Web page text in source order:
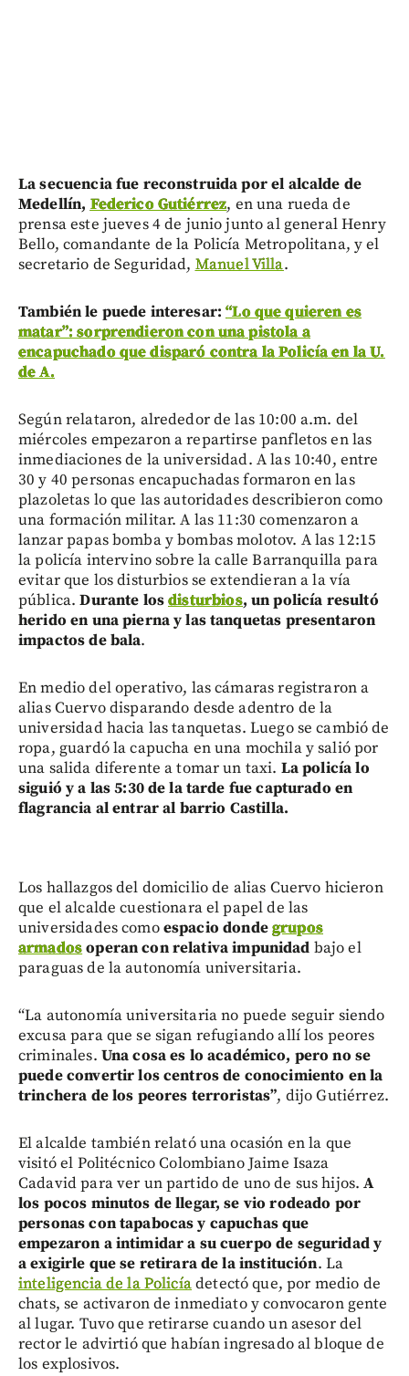
La secuencia fue reconstruida por el alcalde de
Medellín, Federico Gutiérrez, en una rueda de
prensa este jueves 4 de junio junto al general Henry
Bello, comandante de la Policía Metropolitana, y el
secretario de Seguridad, Manuel Villa.
También le puede interesar:“Lo que quieren es
matar”: sorprendieron con una pistola a
encapuchado que disparó contra la Policía en la U.
de A.
Según relataron, alrededor de las 10:00 a.m. del
miércoles empezaron a repartirse panfletos en las
inmediaciones de la universidad. A las 10:40, entre
30 y 40 personas encapuchadas formaron en las
plazoletas lo que las autoridades describieron como
una formación militar. A las 11:30 comenzaron a
lanzar papas bomba y bombas molotov. A las 12:15
la policía intervino sobre la calle Barranquilla para
evitar que los disturbios se extendieran a la vía
pública.Durante losdisturbios, un policía resultó
herido en una pierna y las tanquetas presentaron
impactos de bala.
En medio del operativo, las cámaras registraron a
alias Cuervo disparando desde adentro de la
universidad hacia las tanquetas. Luego se cambió de
ropa, guardó la capucha en una mochila y salió por
una salida diferente a tomar un taxi. La policía lo
siguió y a las 5:30 de la tarde fue capturado en
flagrancia al entrar al barrio Castilla.
Los hallazgos del domicilio de alias Cuervo hicieron
que el alcalde cuestionara el papel de las
universidades comoespacio dondegrupos
armadosoperan con relativa impunidad bajo el
paraguas de la autonomía universitaria.
“La autonomía universitaria no puede seguir siendo
excusa para que se sigan refugiando allí los peores
criminales. Una cosa es lo académico, pero no se
puede convertir los centros de conocimiento en la
trinchera de los peores terroristas”, dijo Gutiérrez.
El alcalde también relató una ocasión en la que
visitó el Politécnico Colombiano Jaime Isaza
Cadavid para ver un partido de uno de sus hijos.A
los pocos minutos de llegar, se vio rodeado por
personas con tapabocas y capuchas que
empezaron a intimidar a su cuerpo de seguridad y
a exigirle que se retirara de la institución. La
inteligencia de la Policíadetectó que, por medio de
chats, se activaron de inmediato y convocaron gente
al lugar. Tuvo que retirarse cuando un asesor del
rector le advirtió que habían ingresado al bloque de
los explosivos.